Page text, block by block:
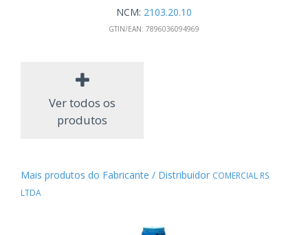
NCM: 2103.20.10
GTIN/EAN: 7896036094969
Ver todos os
produtos
Mais produtos do Fabricante / Distribuidor COMERCIAL RS
LTDA